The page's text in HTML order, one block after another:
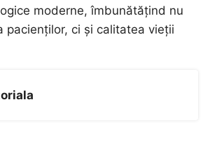
moderne, îmbunătățind nu
pacienților, ci și calitatea vieții